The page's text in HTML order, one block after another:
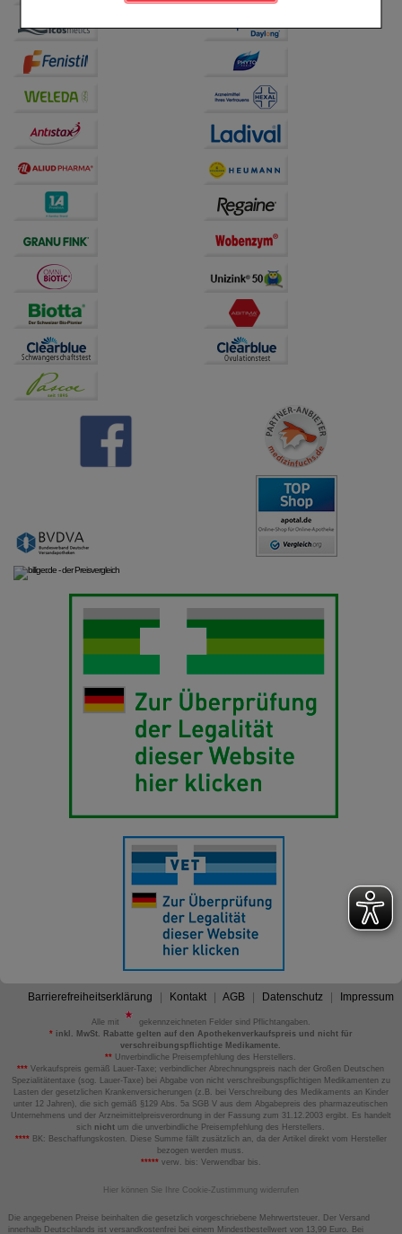
Einkaufserlebnis noch ansprechender zu gestalten,
Besuchers oder unsere Seite an bevorzugte
Verhaltensweisen (z.B. Spracheinstellung)
anzupassen. Komfort-Cookies ermöglichen es uns
auch auf Ihre Bedürfnisse zugeschrittene Inhalte
anzuzeigen und unser Partnerprogramm zu
betreiben.
Statistik & Tracking:
Hierüber lassen sich
Informationen über die Art und Weise der Nutzung
unserer Website sammeln, mit deren Hilfe wir unsere
Website weiter für Sie optimieren können, den Inhalt
auf unserer Website aber auch die Werbung auf
Drittseiten möglichst relevant für Sie zu gestalten.
Bitte beachten Sie, dass Daten hierfür teilweise an
Dritte wie z.B. Google oder soziale Medien
übertragen werden.
Barrierefreiheitserklärung Kontakt AGB Datenschutz Impressum
Alle mit
gekennzeichneten Felder sind Pflichtangaben.
*inkl. MwSt. Rabatte gelten auf den Apothekenverkaufspreis und nicht für
verschreibungspflichtige Medikamente.
** Unverbindliche Preisempfehlung des Herstellers.
*** Verkaufspreis gemäß Lauer-Taxe; verbindlicher Abrechnungspreis nach der Großen Deutschen
Spezialitätentaxe (sog. Lauer-Taxe) bei Abgabe von nicht verschreibungspflichtigen Medikamenten zu
Lasten der gesetzlichen Krankenversicherungen (z.B. bei Verschreibung des Medikaments an Kinder
unter 12 Jahren), die sich gemäß §129 Abs. 5a SGB V aus dem Abgabepreis des pharmazeutischen
Unternehmens und der Arzneimittelpreisverordnung in der Fassung zum 31.12.2003 ergibt. Es handelt
sich nicht um die unverbindliche Preisempfehlung des Herstellers.
****BK: Beschaffungskosten. Diese Summe fällt zusätzlich an, da der Artikel direkt vom Hersteller
bezogen werden muss.
*****verw. bis: Verwendbar bis.
Hier können Sie Ihre Cookie-Zustimmung widerrufen
Die angegebenen Preise beinhalten die gesetzlich vorgeschriebene Mehrwertsteuer. Der Versand
innerhalb Deutschlands ist versandkostenfrei bei einem Mindestbestellwert von 13,99 Euro. Bei